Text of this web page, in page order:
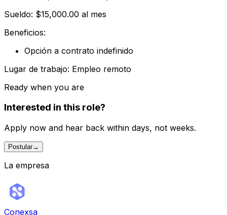
Sueldo: $15,000.00 al mes
Beneficios:
Opción a contrato indefinido
Lugar de trabajo: Empleo remoto
Ready when you are
Interested in this role?
Apply now and hear back within days, not weeks.
Postular→
La empresa
Conexsa